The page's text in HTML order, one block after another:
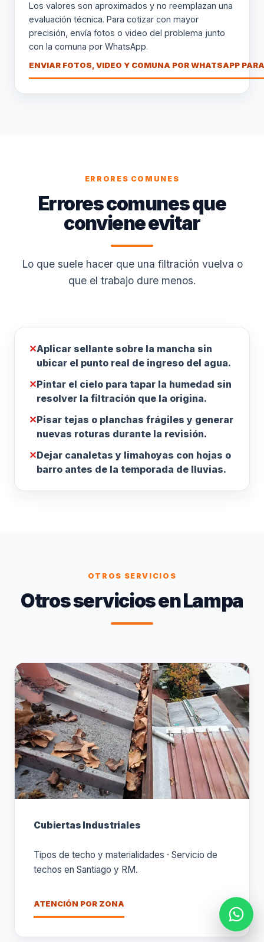
Los valores son aproximados y no reemplazan una
evaluación técnica. Para cotizar con mayor
precisión, envía fotos o video del problema junto
con la comuna por WhatsApp.
ENVIAR FOTOS, VIDEO Y COMUNA POR WHATSAPP
ERRORES COMUNES
Errores comunes que
conviene evitar
Lo que suele hacer que una filtración vuelva o
que el trabajo dure menos.
✕Aplicar sellante sobre la mancha sin
ubicar el punto real de ingreso del agua.
✕Pintar el cielo para tapar la humedad sin
resolver la filtración que la origina.
✕Pisar tejas o planchas frágiles y generar
nuevas roturas durante la revisión.
✕Dejar canaletas y limahoyas con hojas o
barro antes de la temporada de lluvias.
OTROS SERVICIOS
Otros servicios en Lampa
Cubiertas Industriales
Tipos de techo y materialidades · Servicio de
techos en Santiago y RM.
ATENCIÓN POR ZONA